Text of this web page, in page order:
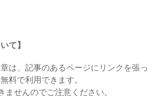
て】
は、記事のあるページにリンクを張っ
料で利用できます。
ませんのでご注意ください。